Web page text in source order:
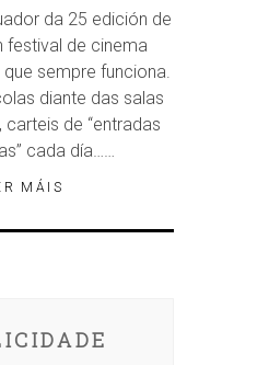
da 25 edición de
festival de cinema
sempre funciona.
diante das salas
de “entradas
cada día……
MÁIS